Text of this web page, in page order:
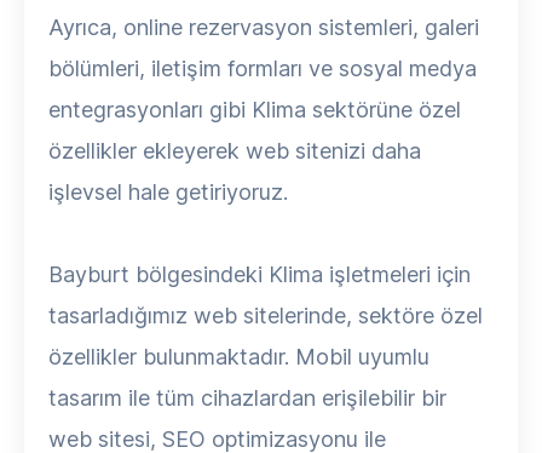
Ayrıca, online rezervasyon sistemleri, galeri
bölümleri, iletişim formları ve sosyal medya
entegrasyonları gibi Klima sektörüne özel
özellikler ekleyerek web sitenizi daha
işlevsel hale getiriyoruz.
Bayburt bölgesindeki Klima işletmeleri için
tasarladığımız web sitelerinde, sektöre özel
özellikler bulunmaktadır. Mobil uyumlu
tasarım ile tüm cihazlardan erişilebilir bir
web sitesi, SEO optimizasyonu ile